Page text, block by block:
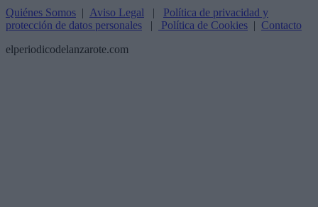
Quiénes Somos | Aviso Legal | Política de privacidad y
protección de datos personales | Política de Cookies | Contacto
elperiodicodelanzarote.com